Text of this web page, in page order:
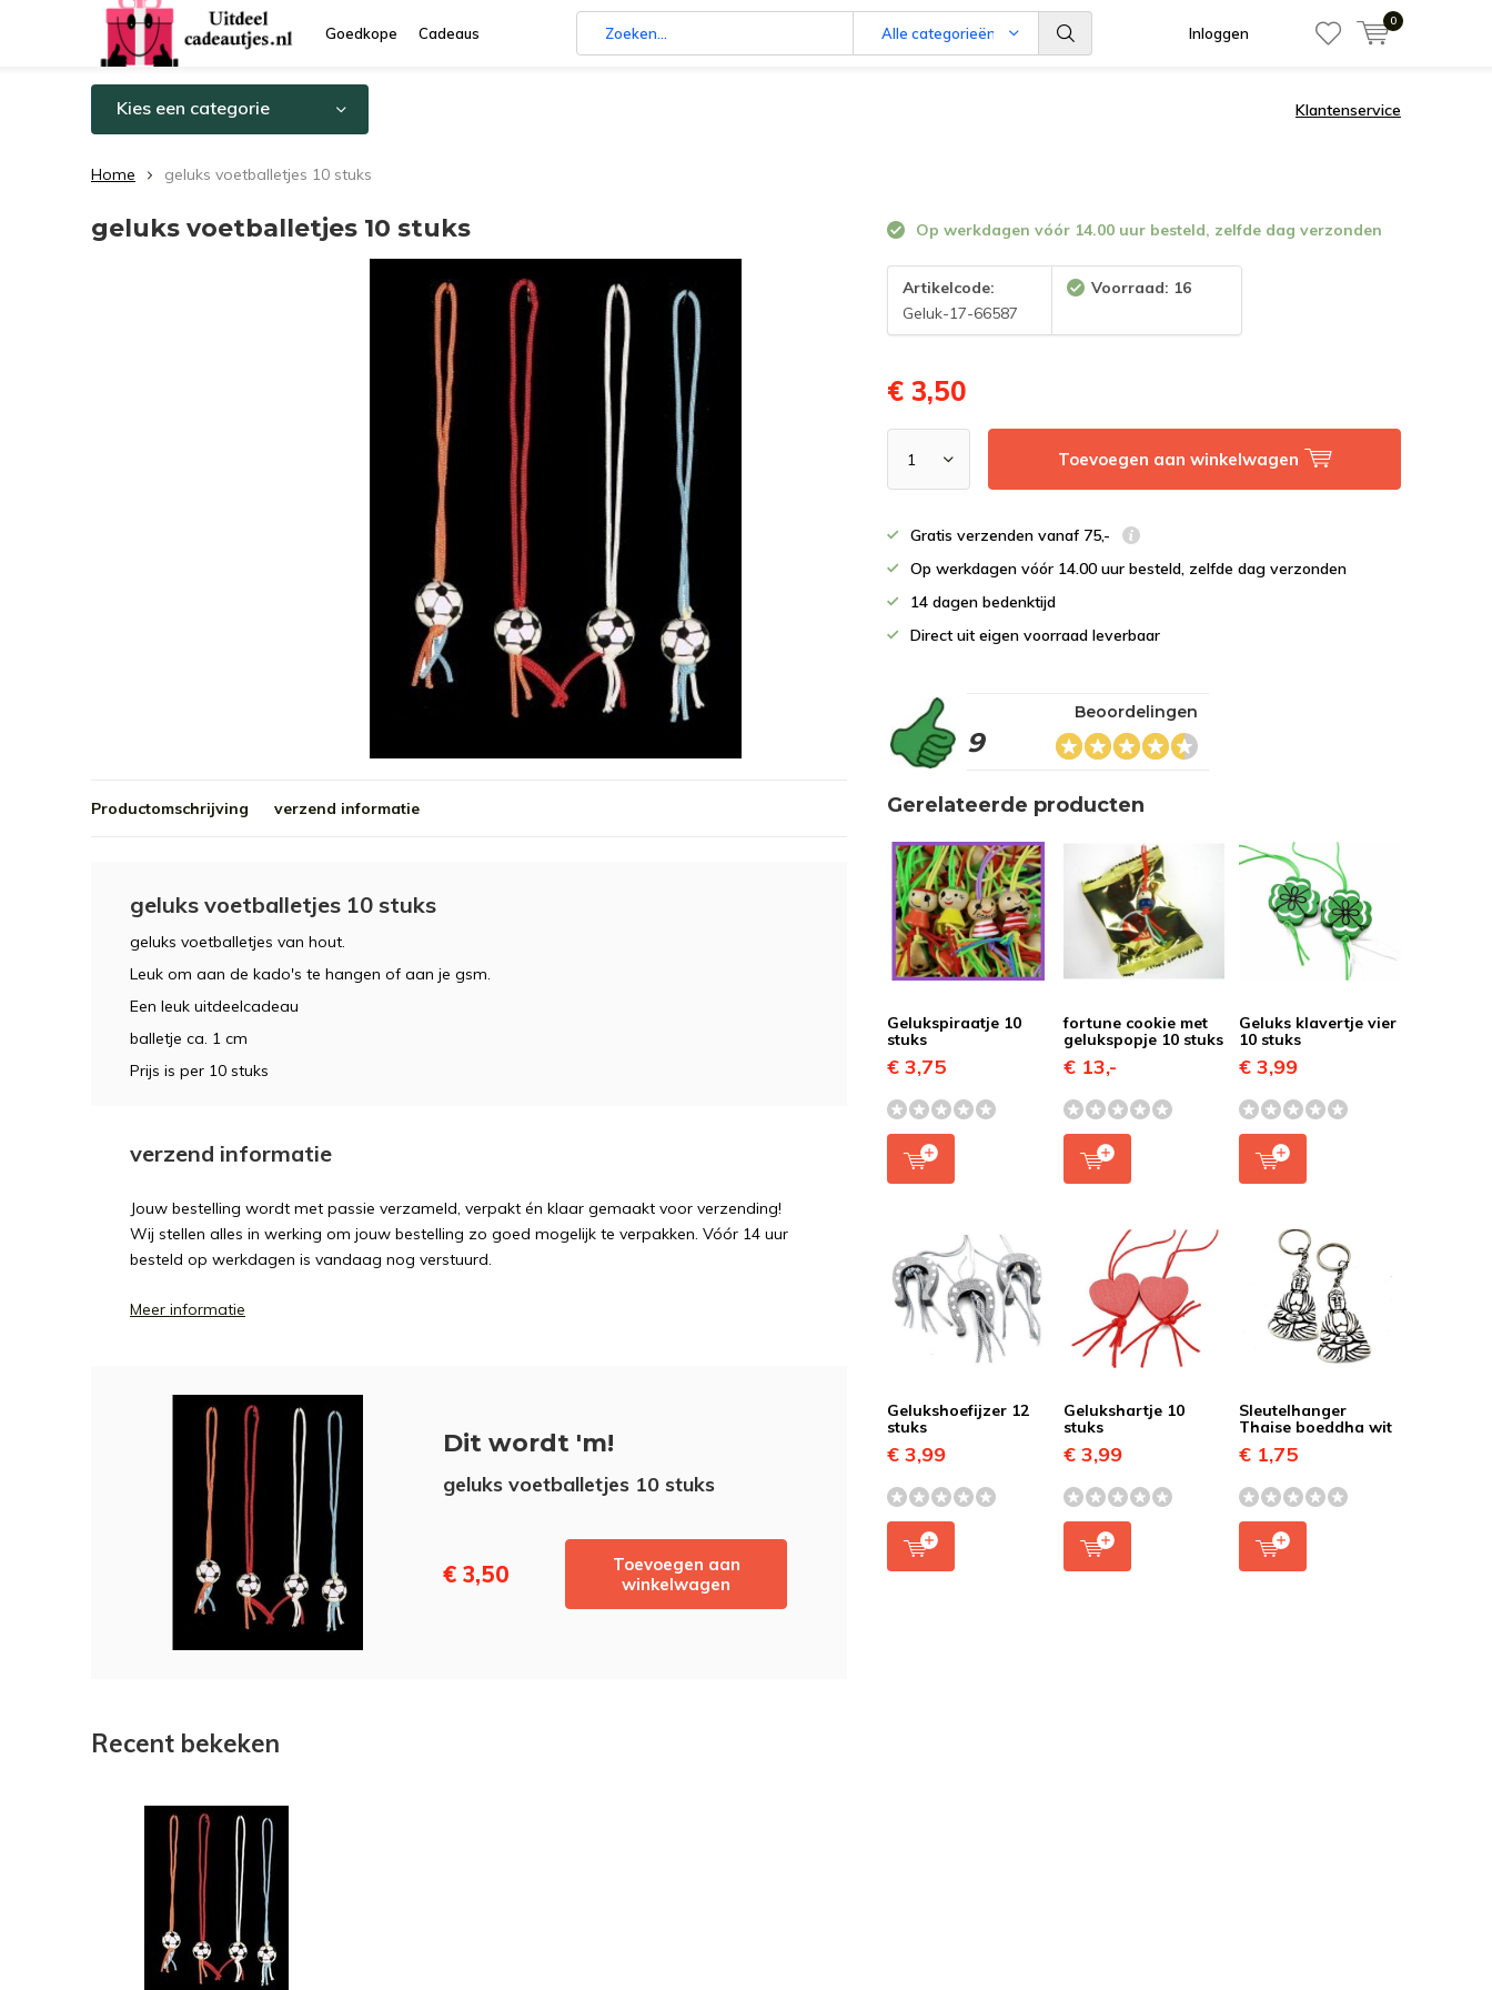
Goedkope Cadeaus Alle categorieën Inloggen
0
Kies een categorie Klantenservice
Home geluks voetballetjes 10 stuks
geluks voetballetjes 10 stuks Op werkdagen vóór 14.00 uur besteld, zelfde dag verzonden
Artikelcode:
Geluk-17-66587
Voorraad: 16
€ 3,50
Toevoegen aan winkelwagen
Gratis verzenden vanaf 75,-
Op werkdagen vóór 14.00 uur besteld, zelfde dag verzonden
14 dagen bedenktijd
Direct uit eigen voorraad leverbaar
9
Beoordelingen
Productomschrijving verzend informatie
geluks voetballetjes 10 stuks
geluks voetballetjes van hout.
Leuk om aan de kado's te hangen of aan je gsm.
Een leuk uitdeelcadeau
balletje ca. 1 cm
Prijs is per 10 stuks
verzend informatie
Jouw bestelling wordt met passie verzameld, verpakt én klaar gemaakt voor verzending!
Wij stellen alles in werking om jouw bestelling zo goed mogelijk te verpakken. Vóór 14 uur
besteld op werkdagen is vandaag nog verstuurd.
Meer informatie
Dit wordt 'm!
geluks voetballetjes 10 stuks
€ 3,50
Toevoegen aan
winkelwagen
Gerelateerde producten
Gelukspiraatje 10
stuks
€ 3,75
fortune cookie met
gelukspopje 10 stuks
€ 13,-
Geluks klavertje vier
10 stuks
€ 3,99
Gelukshoefijzer 12
stuks
€ 3,99
Gelukshartje 10
stuks
€ 3,99
Sleutelhanger
Thaise boeddha wit
€ 1,75
Recent bekeken